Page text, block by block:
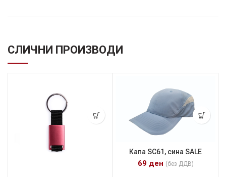
СЛИЧНИ ПРОИЗВОДИ
Капа SC61, сина SALE
69 ден (без ДДВ)